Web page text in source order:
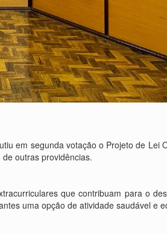
em segunda votação o Projeto de Lei
outras providências.
que contribuam para o
uma opção de atividade saudável e